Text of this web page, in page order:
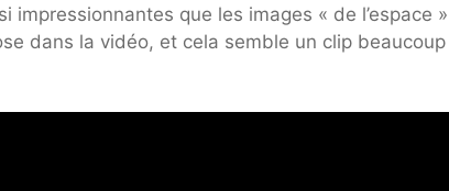
que les images « de l’espace
dans la vidéo, et cela semble un clip